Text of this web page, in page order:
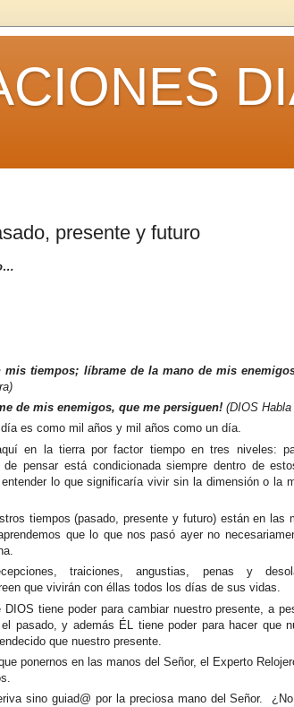
presente y futuro
mis tiempos; líbrame de la mano de mis
de mis enemigos, que me persiguen! (DIOS Habla
es como mil años y mil años como un día.
en la tierra por factor tiempo en tres niveles:
pensar está condicionada siempre dentro de
lo que significaría vivir sin la dimensión o la
tiempos (pasado, presente y futuro) están en las
que lo que nos pasó ayer no
traiciones, angustias, penas y
que vivirán con éllas todos los días de sus vidas.
tiene poder para cambiar nuestro presente, a
pasado, y además ÉL tiene poder para hacer que
que nuestro presente.
ponernos en las manos del Señor, el Experto
sino guiad@ por la preciosa mano del Señor.